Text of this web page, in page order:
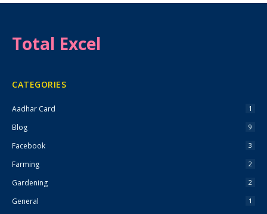
Total Excel
CATEGORIES
Aadhar Card 1
Blog 9
Facebook 3
Farming 2
Gardening 2
General 1